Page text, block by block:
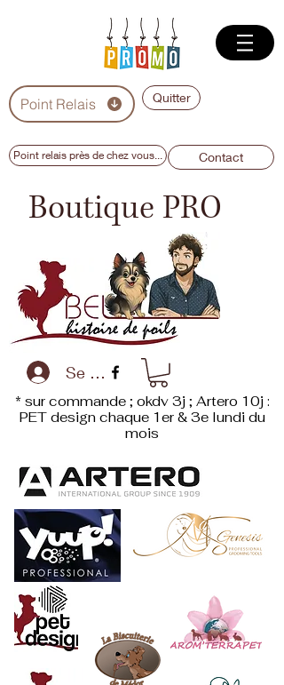
Point Relais Quitter
Point relais près de chez vous... Contact
Boutique PRO
Se connecter
* sur commande ; okdv 3j ; Artero 10j :
PET designchaque 1er & 3e lundi du
mois